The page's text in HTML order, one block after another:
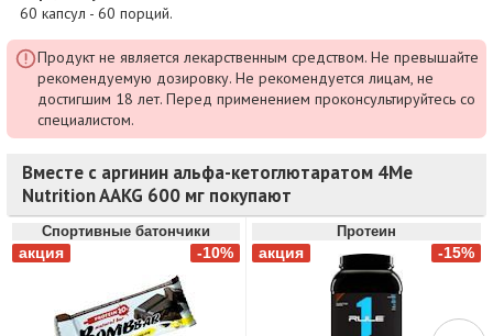
60 капсул - 60 порций.
Продукт не является лекарственным средством. Не превышайте
рекомендуемую дозировку. Не рекомендуется лицам, не
достигшим 18 лет. Перед применением проконсультируйтесь со
специалистом.
Вместе с аргинин альфа-кетоглютаратом 4Me
Nutrition AAKG 600 мг покупают
Спортивные батончики Протеин